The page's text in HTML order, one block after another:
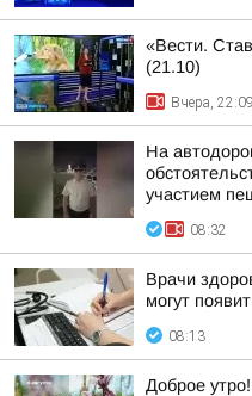
«Вести.
(21.10)
Вчера, 22:09
На
участием
08:32
Врачи
могут
08:13
Доброе утро!